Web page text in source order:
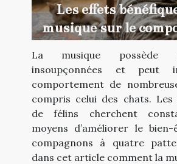
Les effets
musique sur le
des chats
La musique possède
insoupçonnées et peut
comportement de
compris celui des chats.
de félins cherchent
moyens d’améliorer le
compagnons à quatre
dans cet article comment la